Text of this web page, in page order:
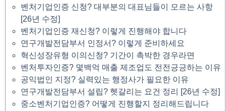
벤처기업인증 신청? 대부분의 대표님들이 모르는 사항
[26년 수정]
벤처기업인증 재신청? 이렇게 진행해야 합니다
연구개발전담부서 인정서? 이렇게 준비하세요
혁신성장유형 이의신청? 기간이 촉박한 경우라면
벤처투자인증? 몇백억 매출 제조업도 전전긍긍하는 이유
공익법인 지정? 실력있는 행정사가 필요한 이유
연구개발전담부서 설립? 헷갈리는 요건 정리 [26년 수정]
중소벤처기업인증? 어떻게 진행할지 정리해드립니다